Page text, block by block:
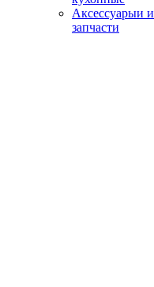
Аксессуарыи и
запчасти